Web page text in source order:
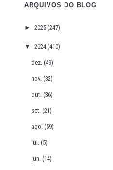
ARQUIVOS DO BLOG
► 2025 (247)
▼ 2024 (410)
dez.(49)
nov.(32)
out.(36)
set.(21)
ago.(59)
jul.(5)
jun.(14)